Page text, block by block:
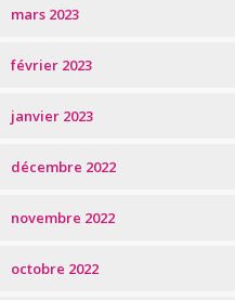
mars 2023
février 2023
janvier 2023
décembre 2022
novembre 2022
octobre 2022